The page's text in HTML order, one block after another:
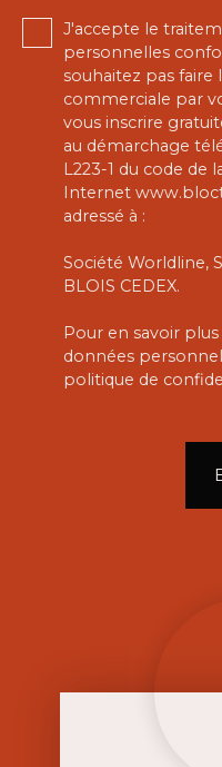
J'accepte le
personnelles
souhaitez pas
commerciale par
vous inscrire
au démarchage
L223-1 du code de
Internet
adressé à :
Société Worldline,
BLOIS CEDEX.
Pour en savoir
données
politique de